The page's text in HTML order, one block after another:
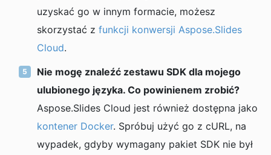
uzyskać go w innym formacie, możesz
skorzystać z funkcji konwersji Aspose.Slides
Cloud.
Nie mogę znaleźć zestawu SDK dla mojego
ulubionego języka. Co powinienem zrobić?
Aspose.Slides Cloud jest również dostępna jako
kontener Docker. Spróbuj użyć go z cURL, na
wypadek, gdyby wymagany pakiet SDK nie był